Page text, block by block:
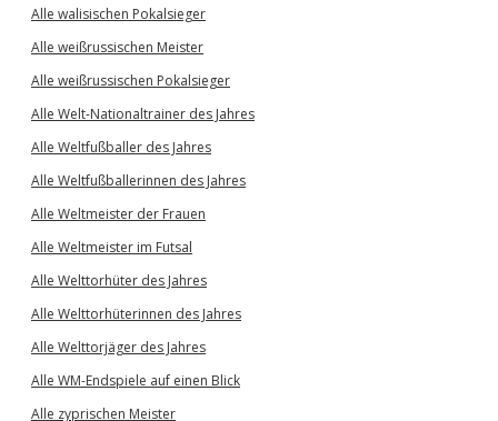
Alle walisischen Pokalsieger
Alle weißrussischen Meister
Alle weißrussischen Pokalsieger
Alle Welt-Nationaltrainer des Jahres
Alle Weltfußballer des Jahres
Alle Weltfußballerinnen des Jahres
Alle Weltmeister der Frauen
Alle Weltmeister im Futsal
Alle Welttorhüter des Jahres
Alle Welttorhüterinnen des Jahres
Alle Welttorjäger des Jahres
Alle WM-Endspiele auf einen Blick
Alle zyprischen Meister